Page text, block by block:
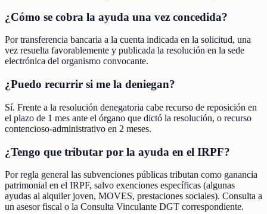
¿Cómo se cobra la ayuda una vez concedida?
Por transferencia bancaria a la cuenta indicada en la solicitud, una
vez resuelta favorablemente y publicada la resolución en la sede
electrónica del organismo convocante.
¿Puedo recurrir si me la deniegan?
Sí. Frente a la resolución denegatoria cabe recurso de reposición en
el plazo de 1 mes ante el órgano que dictó la resolución, o recurso
contencioso-administrativo en 2 meses.
¿Tengo que tributar por la ayuda en el IRPF?
Por regla general las subvenciones públicas tributan como ganancia
patrimonial en el IRPF, salvo exenciones específicas (algunas
ayudas al alquiler joven, MOVES, prestaciones sociales). Consulta a
un asesor fiscal o la Consulta Vinculante DGT correspondiente.